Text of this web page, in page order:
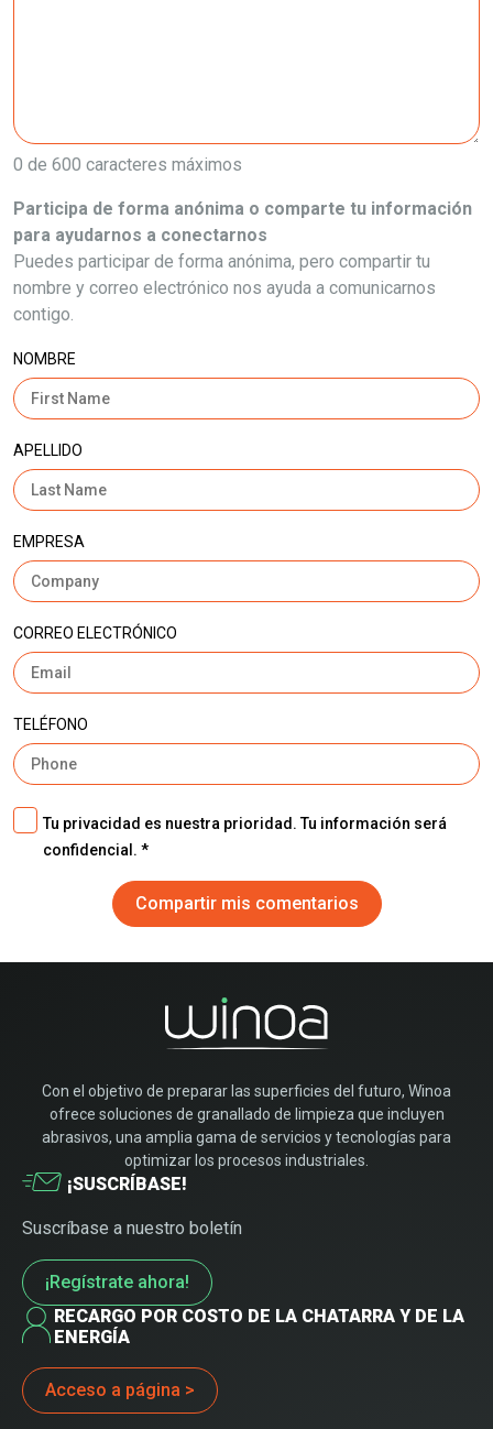
0 de 600 caracteres máximos
Participa de forma anónima o comparte tu información
para ayudarnos a conectarnos
Puedes participar de forma anónima, pero compartir tu
nombre y correo electrónico nos ayuda a comunicarnos
contigo.
NOMBRE
APELLIDO
EMPRESA
CORREO ELECTRÓNICO
TELÉFONO
Tu privacidad es nuestra prioridad. Tu información será
confidencial.
Con el objetivo de preparar las superficies del futuro, Winoa
ofrece soluciones de granallado de limpieza que incluyen
abrasivos, una amplia gama de servicios y tecnologías para
optimizar los procesos industriales.
¡SUSCRÍBASE!
Suscríbase a nuestro boletín
¡Regístrate ahora!
RECARGO POR COSTO DE LA CHATARRA Y DE LA
ENERGÍA
Acceso a página >